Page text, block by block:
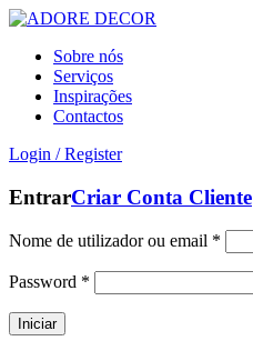
Sobre nós
Serviços
Inspirações
Contactos
Login / Register
EntrarCriar Conta Cliente
Nome de utilizador ou email *
Password *
Iniciar